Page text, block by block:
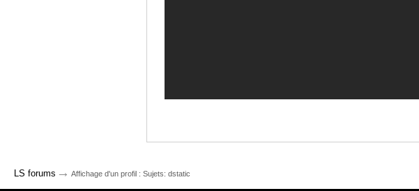
LS forums → Affichage d'un profil : Sujets: dstatic